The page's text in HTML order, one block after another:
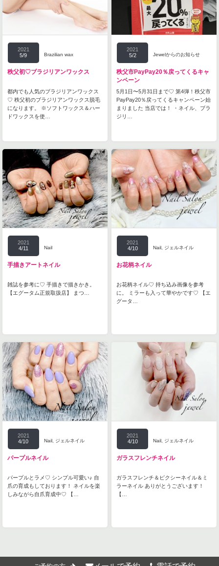
2021
5/9
Brazilian wax
秩父初♡ブラジリアンワックス
都内でも人気のブラジリアンワックス
♡ 秩父初のブラジリアンワックス脱毛
になります。 ※ソフトワックス＆ハー
ドワックスを使…
2021
5/2
Jewelからのお知らせ
秩父市PayPay20％戻ってくるキャ
ンペーン
5月1日〜5月31日まで♡ 第4弾！秩父市
PayPay20％戻ってくるキャンペーン始
まりました 当店では！ ・ネイル、ブラ
ジリ…
2021
4/11
Nail
手描きアートネイル
雑誌を参考に♡ 手描きで描きかき。
【エグータム正規取扱店】 まつ…
2021
4/10
Nail ジェルネイル
お花柄ネイル
お花柄ネイル♡ 持ち込み画像を参考
に。 ミラーも入って華やかです♡ 【エ
グータ…
2021
4/10
Nail ジェルネイル
パープルネイル
パープルとラメ♡ シンプル可愛い♪ 自
爪の育成もしております！ ネイルを楽
しみながら自爪育成中♡ 【…
2021
4/10
Nail ジェルネイル
ガラスフレンチネイル
ガラスフレンチ＆ピクシーネイル＆ミ
ラーネイル ありがとうございます！
【…